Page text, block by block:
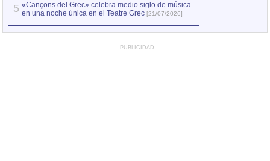
5 «Cançons del Grec» celebra medio siglo de música
en una noche única en el Teatre Grec [21/07/2026]
PUBLICIDAD